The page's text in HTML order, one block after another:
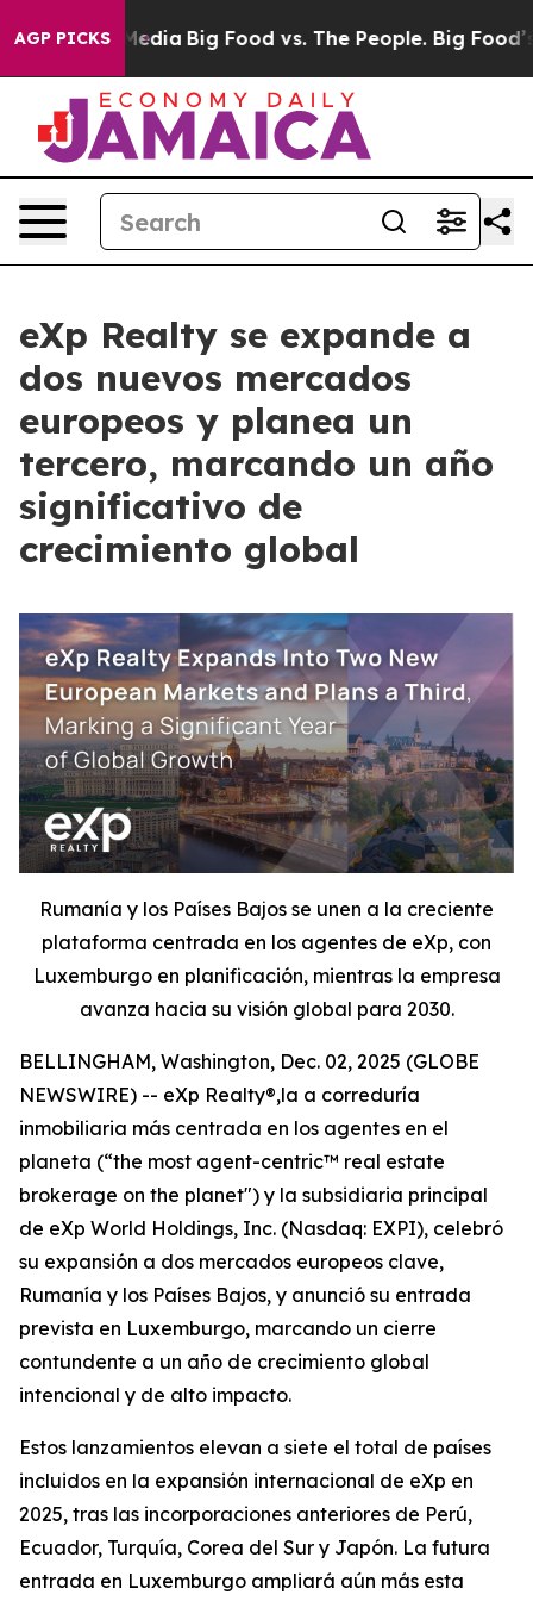
AGP PICKS
Media Big Food vs. The People. Big Food’s 239
eXp Realty se expande a
dos nuevos mercados
europeos y planea un
tercero, marcando un año
significativo de
crecimiento global
Rumanía y los Países Bajos se unen a la creciente
plataforma centrada en los agentes de eXp, con
Luxemburgo en planificación, mientras la empresa
avanza hacia su visión global para 2030.
BELLINGHAM, Washington, Dec. 02, 2025 (GLOBE
NEWSWIRE) -- eXp Realty®,la a correduría
inmobiliaria más centrada en los agentes en el
planeta (“the most agent-centric™ real estate
brokerage on the planet") y la subsidiaria principal
de eXp World Holdings, Inc. (Nasdaq: EXPI), celebró
su expansión a dos mercados europeos clave,
Rumanía y los Países Bajos, y anunció su entrada
prevista en Luxemburgo, marcando un cierre
contundente a un año de crecimiento global
intencional y de alto impacto.
Estos lanzamientos elevan a siete el total de países
incluidos en la expansión internacional de eXp en
2025, tras las incorporaciones anteriores de Perú,
Ecuador, Turquía, Corea del Sur y Japón. La futura
entrada en Luxemburgo ampliará aún más esta